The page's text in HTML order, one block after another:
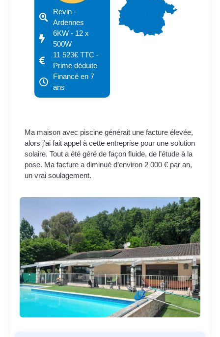
Revin -
Ardennes
6KW - 12 x
500W
11 523€ TTC -
Prime déduite
Financé en 7
ans
Ma maison avec piscine générait une facture élevée,
alors j’ai fait appel à cette entreprise pour une solution
solaire. Tout a été géré de façon fluide, de l’étude à la
pose. Ma facture a diminué d’environ 2 000 € par an,
un vrai soulagement.